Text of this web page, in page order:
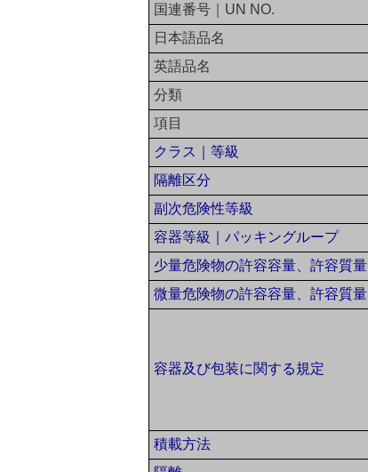
国連番号｜UN NO.
日本語品名
英語品名
分類
項目
クラス｜等級
隔離区分
副次危険性等級
容器等級｜パッキングループ
少量危険物の許容容量、許容質量
微量危険物の許容容量、許容質量
容器及び包装に関する規定
積載方法